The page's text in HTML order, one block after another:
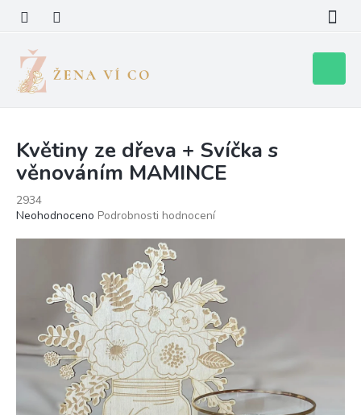
obsah
košík
Květiny ze dřeva + Svíčka s
věnováním MAMINCE
2934
Průměrné
hvězdiček.
Neohodnoceno Podrobnosti hodnocení